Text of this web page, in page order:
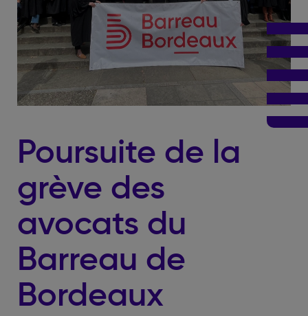
Poursuite de la
grève des
avocats du
Barreau de
Bordeaux